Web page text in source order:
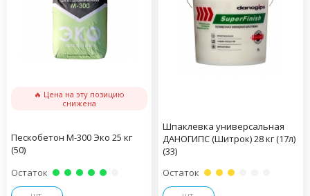
🔥 Цена на эту позицию
снижена
Пескобетон М-300 Эко 25 кг
(50)
Остаток
Шпаклевка универсальная
ДАНОГИПС (Шитрок) 28 кг (17л)
(33)
Остаток